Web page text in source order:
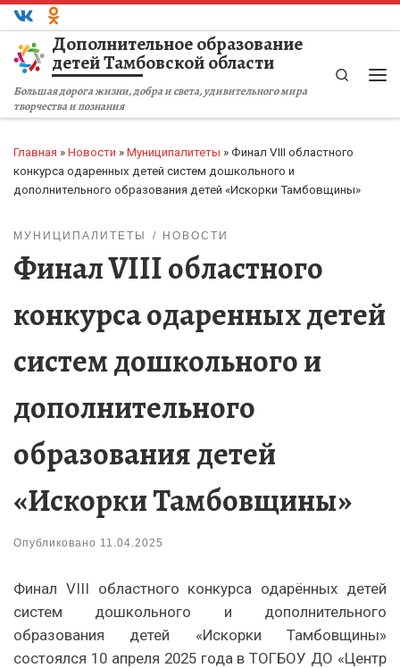
Перейти к содержимому
Дополнительное образование
детей Тамбовской области
Большая дорога жизни, добра и света, удивительного мира
творчества и познания
Search
Главная » Новости » Муниципалитеты » Финал VIII областного
конкурса одаренных детей систем дошкольного и
дополнительного образования детей «Искорки Тамбовщины»
МУНИЦИПАЛИТЕТЫ НОВОСТИ
Финал VIII областного
конкурса одаренных детей
систем дошкольного и
дополнительного
образования детей
«Искорки Тамбовщины»
Опубликовано 11.04.2025
Финал VIII областного конкурса одарённых детей
систем дошкольного и дополнительного
образования детей «Искорки Тамбовщины»
состоялся 10 апреля 2025 года в ТОГБОУ ДО «Центр